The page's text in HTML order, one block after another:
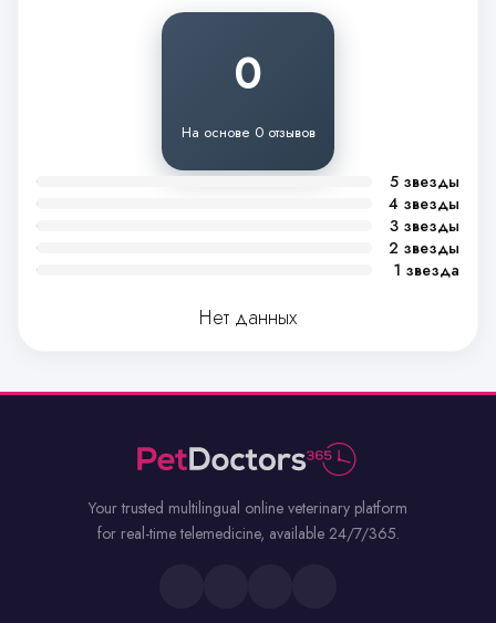
0
На основе 0 отзывов
5 звезды
4 звезды
3 звезды
2 звезды
1 звезда
Нет данных
Your trusted multilingual online veterinary platform
for real-time telemedicine, available 24/7/365.